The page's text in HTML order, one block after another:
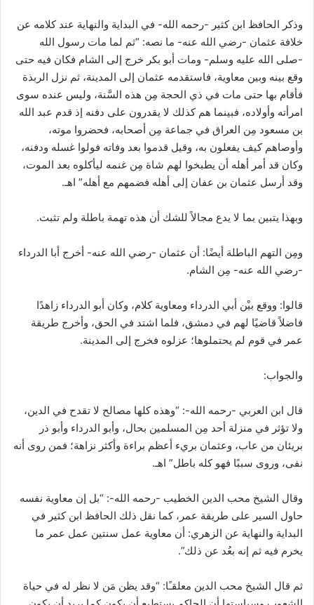
وذكر الحافظ ابن كثير -رحمه الله- في البداية والنهاية عند كلامه عن
خلافة عثمان -رضي الله عنه- ما نصه: “ثم لما مات رسول الله
-صلى الله عليه وسلم- ومات أبو بكر خرج إلى الشام فكان فيه حتى
وقع بينه وبين معاوية، فاستقدمه عثمان إلى المدينة، ثم نزل الربذة
فأقام بها حتى مات في ذي الحجة مِن هذه السَّنة، وليس عنده سوى
امرأته وأولاده، فبينما هم كذلك لا يقدرون على دفنه إذ قدم عبد الله
بن مسعود مِن العراق في جماعة مِن أصحابه، فحضروا موته،
وأوصاهم كيف يفعلون به، وقيل قدموا بعد وفاته فولوا غسله ودفنه،
وكان قد أمر أهله أن يطبخوا لهم شاة مِن غنمه ليأكلوه بعد الموت،
وقد أرسل عثمان بن عفان إلى أهله فضمهم مع أهله” اهـ.
وبهذا يتبين بما لا يدع مجالاً للشك أن هذه تهمة باطلة ولم تثبت.
ومِن التهم الباطلة أيضًا: أن عثمان -رضي الله عنه- أخرج أبا الدرداء
-رضي الله عنه- مِن الشام.
قالوا: ووقع بيْن أبي الدرداء ومعاوية كلام، وكان أبو الدرداء زاهدًا
فاضلاً قاضيًا لهم في دمشق، فلما اشتد في الحق، وأخرج طريقة
عمر في قوم لم يحتملوها؛ عزلوه فخرج إلى المدينة.
والجواب:
قال ابن العربي -رحمه الله-: “وهذه كلها مصالح لا تقدح في الدين،
ولا تؤثر في منزلة أحد مِن المسلمين بحال، وأبو الدرداء وأبو ذر
بريئان من عاب، وعثمان بريء أعظم براءة وأكثر نزاهة؛ فمن روى أنه
نفى، وروى سببًا فهو كله باطل” اهـ.
وقال الشيخ محب الدين الخطيب -رحمه الله-: “بل إن معاوية نفسه
حاول السير على طريقة عمر، كما نقل ذلك الحافظ ابن كثير في
البداية والنهاية عن الزهري: أن معاوية عمل سنتين عمل عمر ما
يخرم فيه ثم إنه بعُد عن ذلك”.
ثم قال الشيخ محب الدين معلقـًا: “وقد يظن مَن لا نظر له في حياة